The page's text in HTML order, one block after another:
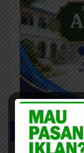
Posts List